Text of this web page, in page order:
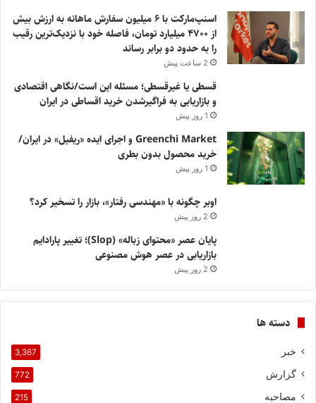
اسنپ‌مارکت با ۶ میلیون سفارش ماهانه به ارزش بیش
از ۴۷۰۰ میلیارد تومان، فاصله خود با نزدیک‌ترین رقیب
را به حدود دو برابر رساند
2 ساعت پیش
قسطی یا غیرقسطی؛ مسئله این است/نگاهی اقتصادی
و بازاریابی به فراگیرشدن خرید اقساطی در ایران
1 روز پیش
Greenchi Market و اجرای ایده «ریفیل» در ایران/
خرید محصول بدون بطری
1 روز پیش
اوبر چگونه با «مهندسی رفتار»، بازار را تسخیر کرد؟
2 روز پیش
پایان عصر «محتوای زباله» (Slop)؛ تغییر پارادایم
بازاریابی در عصر هوش مصنوعی
2 روز پیش
دسته ها
خبر 3,367
گزارش 772
مصاحبه 215